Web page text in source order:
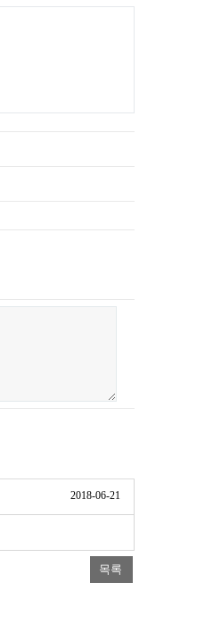
2018-06-21
목록